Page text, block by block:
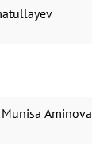
Aminova